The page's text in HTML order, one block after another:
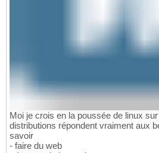
Moi je crois en la poussée de linux
distributions répondent vraiment aux
savoir
- faire du web